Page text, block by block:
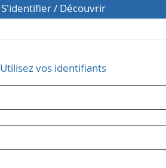
S'identifier / Découvrir
Utilisez vos identifiants